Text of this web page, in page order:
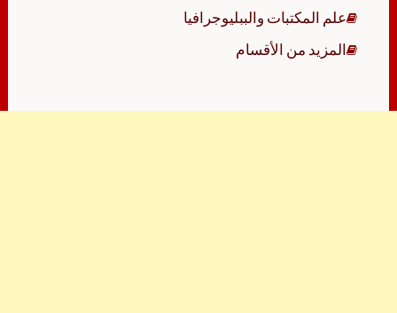
علم المكتبات والببليوجرافيا
المزيد من الأقسام